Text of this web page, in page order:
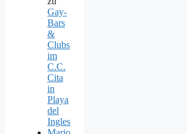
Gay-
Bars
&
Clubs
im
C.C.
Cita
in
Playa
del
Ingles